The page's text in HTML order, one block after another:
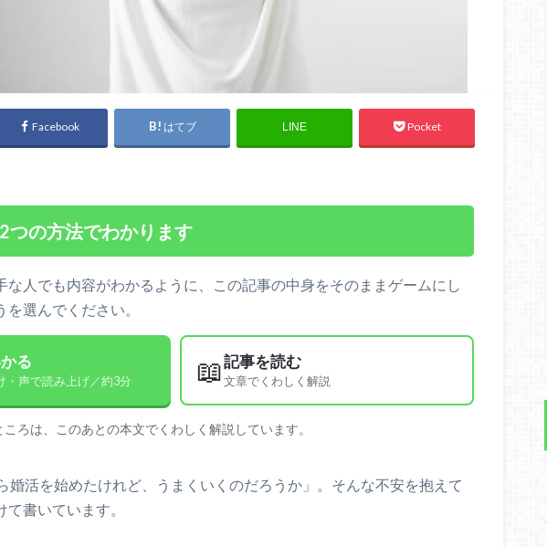
Facebook はてブ LINE Pocket
つの方法でわかります
な人でも内容がわかるように、この記事の中身をそのままゲームにし
選んでください。
る
・声で読み上げ／約3分 📖記事を読む
文章でくわしく解説
ろは、このあとの本文でくわしく解説しています。
婚活を始めたけれど、うまくいくのだろうか」。そんな不安を抱えて
書いています。